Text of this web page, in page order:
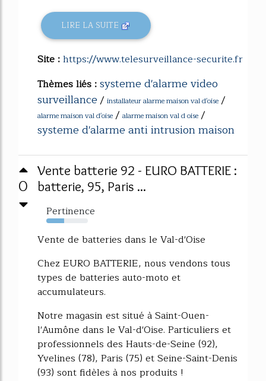
LIRE LA SUITE
Site :https://www.telesurveillance-securite.fr
Thèmes liés :systeme d'alarme video
surveillance/ installateur alarme maison val d'oise /
alarme maison val d'oise / alarme maison val d oise /
systeme d'alarme anti intrusion maison
0
Vente batterie 92 - EURO BATTERIE :
batterie, 95, Paris ...
Pertinence
43%
Vente de batteries dans le Val-d'Oise
Chez EURO BATTERIE, nous vendons tous
types de batteries auto-moto et
accumulateurs.
Notre magasin est situé à Saint-Ouen-
l'Aumône dans le Val-d'Oise. Particuliers et
professionnels des Hauts-de-Seine (92),
Yvelines (78), Paris (75) et Seine-Saint-Denis
(93) sont fidèles à nos produits !